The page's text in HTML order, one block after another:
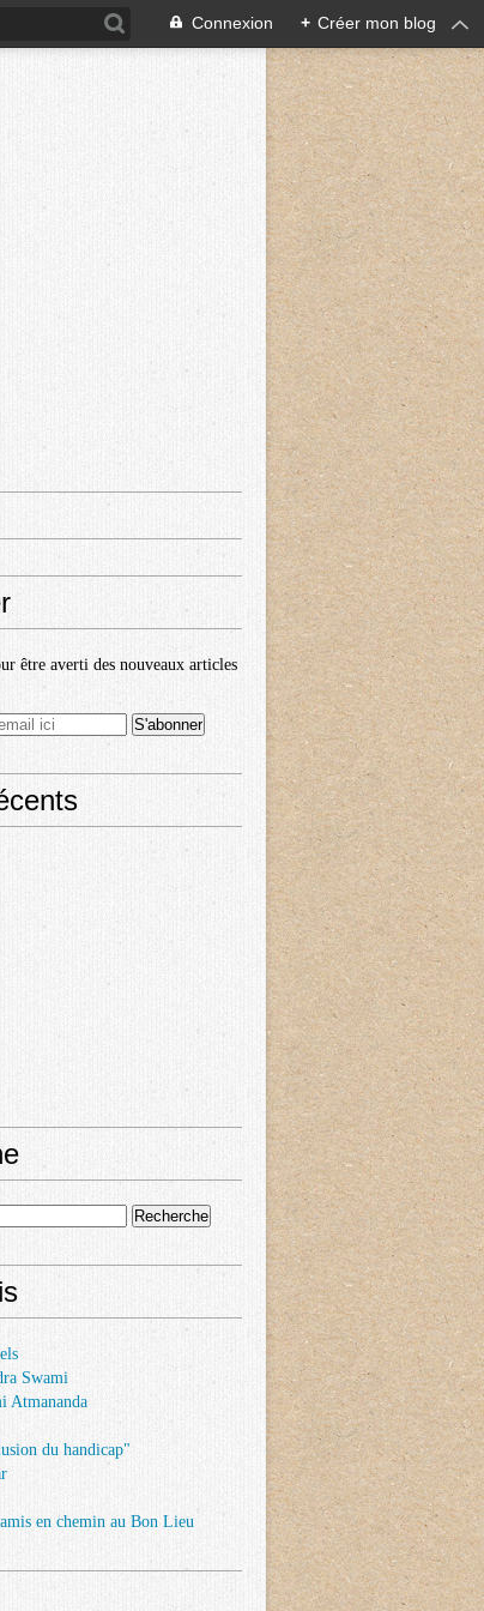
Connexion + Créer mon blog
être averti des nouveaux articles
Swami
Atmananda
du handicap"
en chemin au Bon Lieu